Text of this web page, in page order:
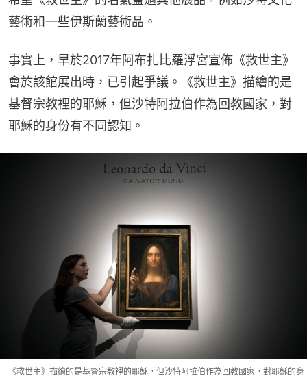
藝術和一些伊斯蘭藝術品。
事實上，早於2017年阿布扎比羅浮宮宣佈《救世主》
會於該館展出時，已引起爭議。《救世主》描繪的是
基督宗教裡的耶穌，但沙特阿拉伯作為回教國家，對
耶穌的身份有不同認知。
《救世主》描繪的是基督宗教裡的耶穌，但沙特阿拉伯作為回教國家，對耶穌的身